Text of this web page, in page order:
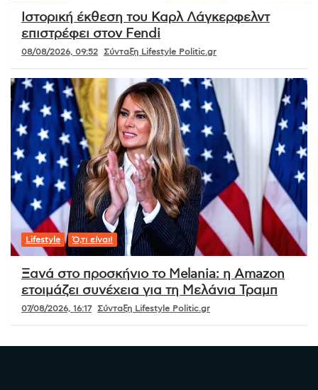
Ιστορική έκθεση του Καρλ Λάγκερφελντ
επιστρέφει στον Fendi
08/08/2026, 09:52 Σύνταξη Lifestyle Politic.gr
Lifestyle Ό,τι είναι!
Ξανά στο προσκήνιο το Melania: η Amazon
ετοιμάζει συνέχεια για τη Μελάνια Τραμπ
07/08/2026, 16:17 Σύνταξη Lifestyle Politic.gr